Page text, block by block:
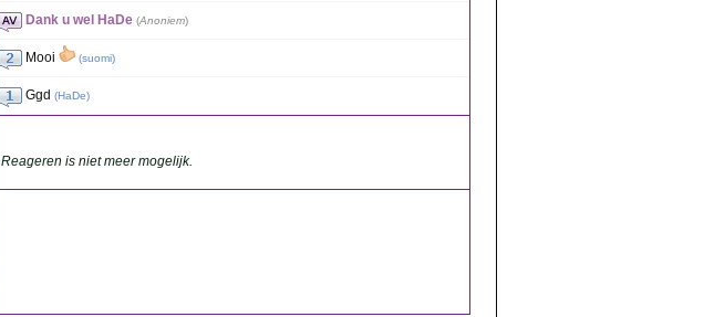
Dank u wel HaDe (Anoniem)
Mooi (suomi)
Ggd (HaDe)
Reageren is niet meer mogelijk.